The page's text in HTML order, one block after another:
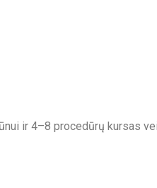
ir 4–8 procedūrų kursas